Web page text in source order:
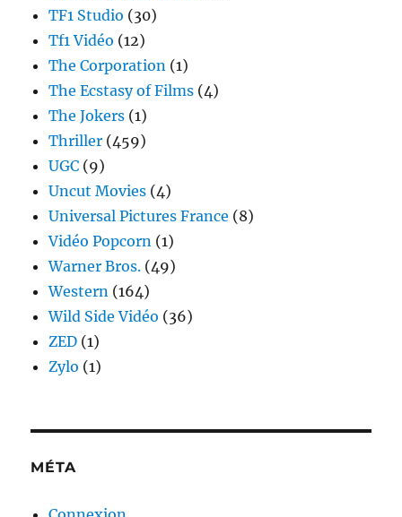
TF1 Studio (30)
Tf1 Vidéo (12)
The Corporation (1)
The Ecstasy of Films (4)
The Jokers (1)
Thriller (459)
UGC (9)
Uncut Movies (4)
Universal Pictures France (8)
Vidéo Popcorn (1)
Warner Bros. (49)
Western (164)
Wild Side Vidéo (36)
ZED (1)
Zylo (1)
MÉTA